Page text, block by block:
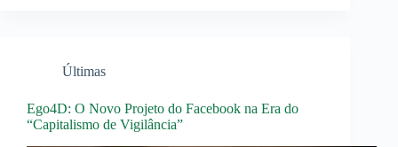
Últimas
Ego4D: O Novo Projeto do Facebook na Era do
“Capitalismo de Vigilância”